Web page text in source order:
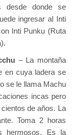
desde donde se
ingresar al Inti
Inti Punku (Ruta
– La montaña
en cuya ladera se
se le llama Machu
incas pero
de años. La
Toma 2 horas
hermosos. Es la